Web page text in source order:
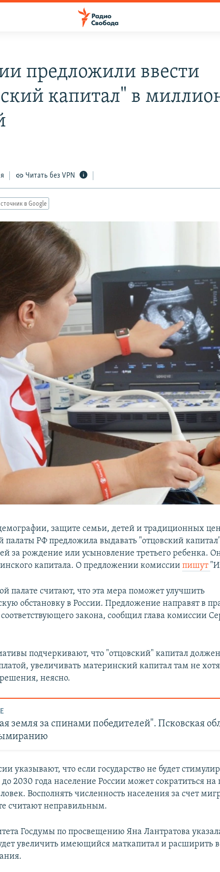
предложили ввести
капитал" в
Читать без VPN
в Google
защите семьи, детей и традиционных
палаты РФ предложила выдавать "отцовский
за рождение или усыновление третьего ребенка.
капитала. О предложении комиссиипишут
палате считают, что эта мера поможет улучшить
обстановку в России. Предложение направят в
закона, сообщил глава комиссии
подчеркивают, что "отцовский" капитал
увеличивать материнский капитал там не
неясно.
земля за спинами победителей". Псковская
указывают, что если государство не будет
2030 года население России может сократиться на
Восполнять численность населения за счет
считают неправильным.
Госдумы по просвещению Яна Лантратова
увеличить имеющийся маткапитал и расширить